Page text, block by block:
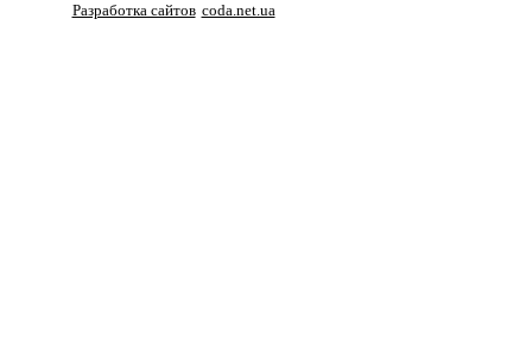
Разработка сайтов coda.net.ua